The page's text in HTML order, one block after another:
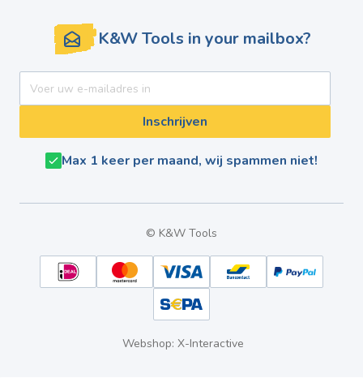
K&W Tools in your mailbox?
Inschrijven
Max 1 keer per maand, wij spammen niet!
© K&W Tools
Webshop: X-Interactive